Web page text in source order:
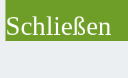
Schließen